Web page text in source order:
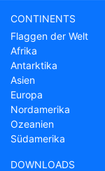
CONTINENTS
Flaggen der Welt
Afrika
Antarktika
Asien
Europa
Nordamerika
Ozeanien
Südamerika
DOWNLOADS